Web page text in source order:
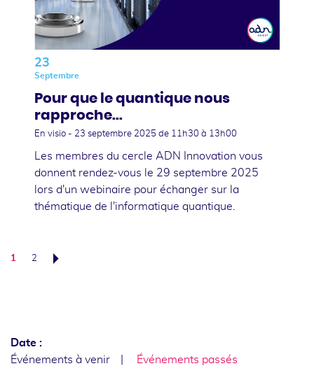
23
Septembre
Pour que le quantique nous
rapproche...
En visio - 23 septembre 2025 de 11h30 à 13h00
Les membres du cercle ADN Innovation vous
donnent rendez-vous le 29 septembre 2025
lors d'un webinaire pour échanger sur la
thématique de l'informatique quantique.
1 2
Date :
Événements à venir
Événements passés